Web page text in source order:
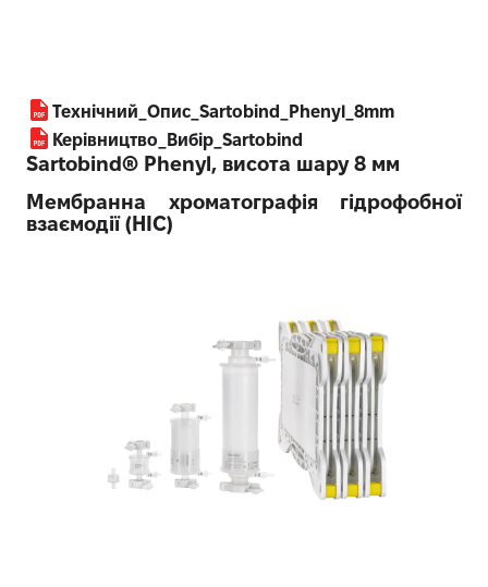
Технічний_Опис_Sartobind_Phenyl_8mm
Керівництво_Вибір_Sartobind
Sartobind® Phenyl, висота шару 8 мм
Мембранна хроматографія гідрофобної
взаємодії (HIC)